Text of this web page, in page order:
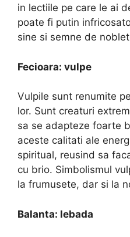
in lectiile pe care le ai
poate fi putin
sine si semne de
Fecioara: vulpe
Vulpile sunt renumite
lor. Sunt creaturi
sa se adapteze foarte
aceste calitati ale
spiritual, reusind sa
cu brio. Simbolismul
la frumusete, dar si la
Balanta: lebada